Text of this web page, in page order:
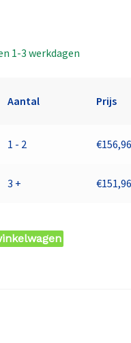
1-3 werkdagen
Aantal Prijs
1 - 2 €156,96
3 + €151,96